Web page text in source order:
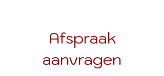
Afspraak
aanvragen